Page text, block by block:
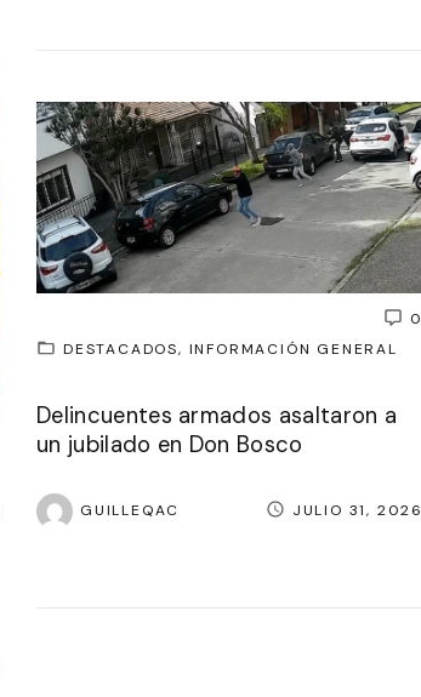
0
DESTACADOS
INFORMACIÓN GENERAL
Delincuentes armados asaltaron a
un jubilado en Don Bosco
GUILLEQAC JULIO 31, 2026